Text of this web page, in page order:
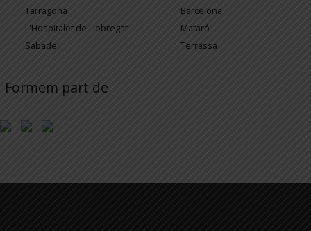
Tarragona
Barcelona
L'Hospitalet de Llobregat
Mataró
Sabadell
Terrassa
Formem part de